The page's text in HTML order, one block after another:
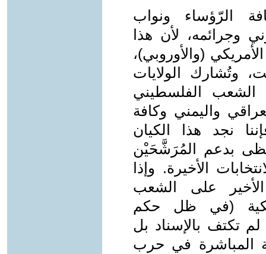
الرّؤساء ونواب
وجرائمه، لأن هذا
(والأوروبي)،
وتُشارك الولايات
الشعب الفلسطيني
واليمني وكافة
نجد هذا الكيان
بدعم المُرَشَّحَيْن
الأخيرة. وإذا
على الشعب
(في ظل حكم
تكتف بالإسناد بل
المباشرة في حرب